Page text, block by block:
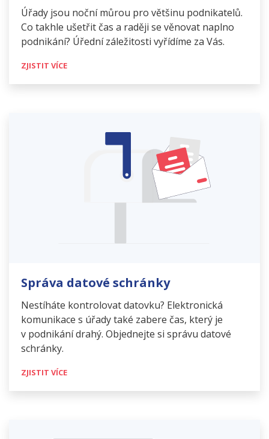
Úřady jsou noční můrou pro většinu podnikatelů.
Co takhle ušetřit čas a raději se věnovat naplno
podnikání? Úřední záležitosti vyřídíme za Vás.
ZJISTIT VÍCE
Správa datové schránky
Nestíháte kontrolovat datovku? Elektronická
komunikace s úřady také zabere čas, který je
v podnikání drahý. Objednejte si správu datové
schránky.
ZJISTIT VÍCE